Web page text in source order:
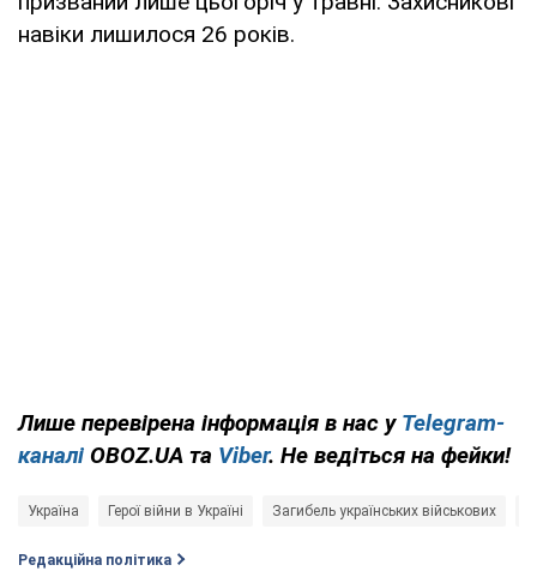
навіки лишилося 26 років.
Лише перевірена інформація в нас у Telegram-
каналі OBOZ.UA та Viber. Не ведіться на фейки!
Україна Герої війни в Україні Загибель українських військових
Редакційна політика